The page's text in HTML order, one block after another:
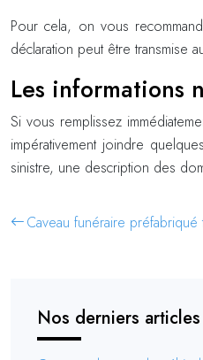
Pour cela, on vous
déclaration peut être transmise
Les informations
Si vous remplissez
impérativement joindre
sinistre, une description des
Caveau funéraire
Nos derniers articles